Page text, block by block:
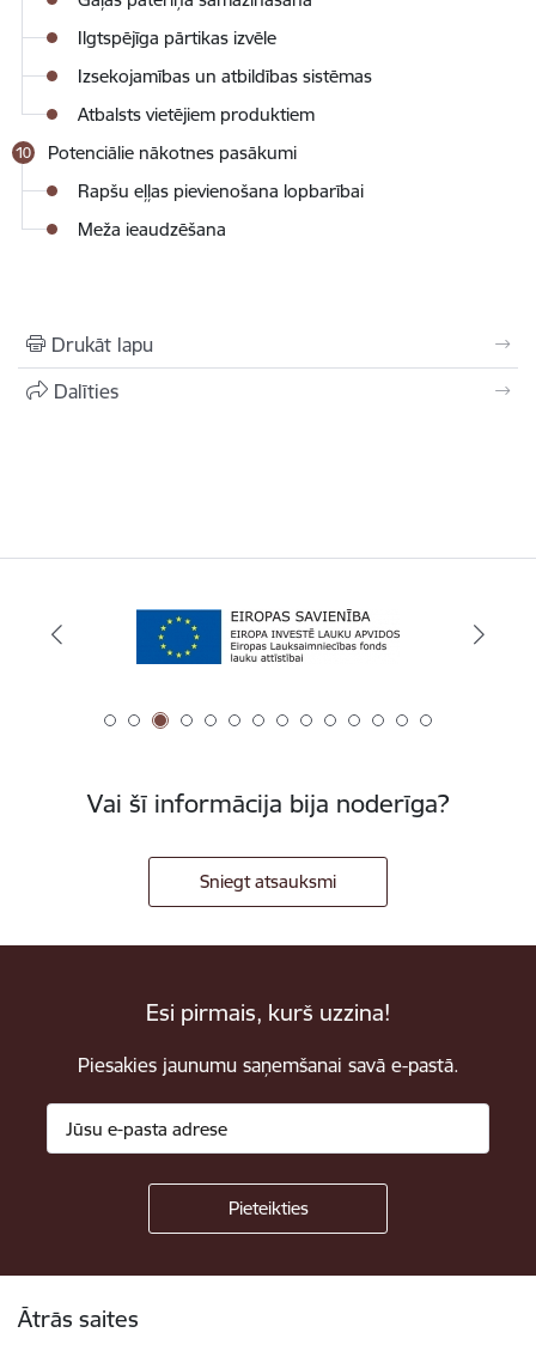
Ilgtspējīga pārtikas izvēle
Izsekojamības un atbildības sistēmas
Atbalsts vietējiem produktiem
Potenciālie nākotnes pasākumi
Rapšu eļļas pievienošana lopbarībai
Meža ieaudzēšana
Drukāt lapu
Dalīties
Vai šī informācija bija noderīga?
Sniegt atsauksmi
Esi pirmais, kurš uzzina!
Piesakies jaunumu saņemšanai savā e-pastā.
Ātrās saites